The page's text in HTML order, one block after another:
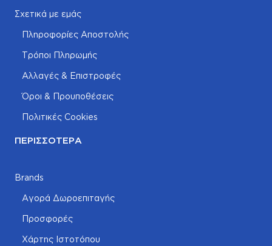
Σχετικά με εμάς
Πληροφορίες Αποστολής
Τρόποι Πληρωμής
Αλλαγές & Επιστροφές
Όροι & Προυποθέσεις
Πολιτικές Cookies
ΠΕΡΙΣΣΌΤΕΡΑ
Brands
Αγορά Δωροεπιταγής
Προσφορές
Χάρτης Ιστοτόπου